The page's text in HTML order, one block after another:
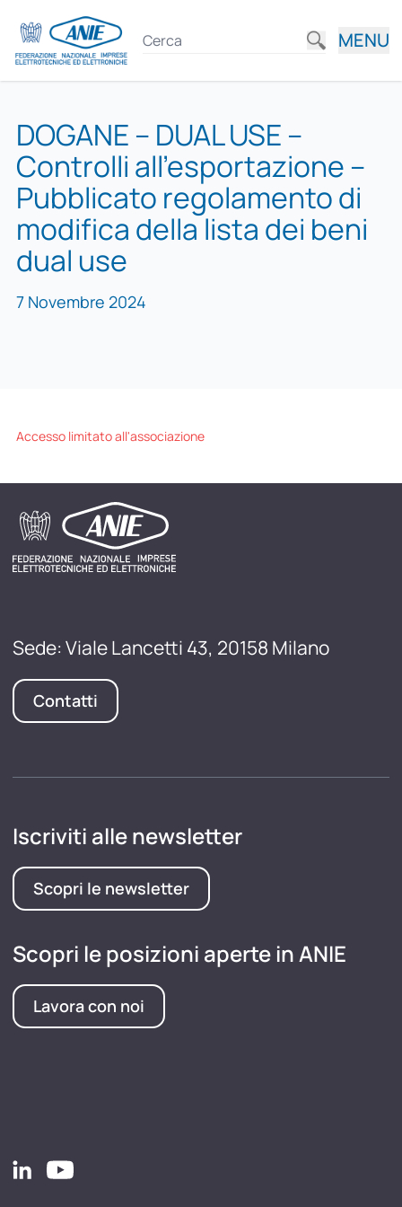
MENU
DOGANE – DUAL USE –
Controlli all’esportazione –
Pubblicato regolamento di
modifica della lista dei beni
dual use
7 Novembre 2024
Accesso limitato all'associazione
Sede: Viale Lancetti 43, 20158 Milano
Contatti
Iscriviti alle newsletter
Scopri le newsletter
Scopri le posizioni aperte in ANIE
Lavora con noi